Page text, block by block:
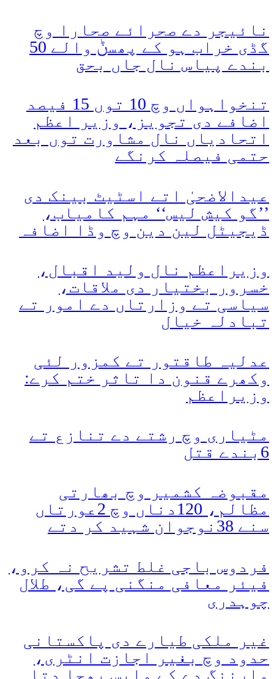
نائیجر دے صحرائے صحارا وچ
گڈی خراب ہو کے پھسݨ والے 50
بندے پیاس نال جاں بحق
تنخواہواں وچ 10 توں 15 فیصد
اضافے دی تجویز، وزیر اعظم
اتحادیاں نال مشاورت توں بعد
حتمی فیصلہ کرنگے
عیدالاضحیٰ اتے اسٹیٹ بینک دی
’’گو کیش لیس‘‘ مہم کامیاب،
ڈیجیٹل لین دین وچ وڈا اضافہ
وزیراعظم نال ولید اقبال،
خسرور بختیار دی ملاقات،
سیاسی تے وزارتاں دے امور تے
تبادلہ خیال
عدلیہ طاقتور تے کمزور لئی
وکھرے قنون دا تاثر ختم کرے:
وزیراعظم
مٹیاری وچ رشتے دے تنازع تے
6بندے قتل
مقبوضہ کشمیر وچ بھارتی
مظالم، 120دناں وچ 2عورتاں
سنے 38نوجوان شہید کر دتے
فردوس باجی غلط تشریح نہ کرو،
فیئر معافی منگنی پے گی، طلال
چوہدری
غیر ملکی طیارے دی پاکستانی
حدود وچ بغیر اجازت انٹری،
وارننگ دے کے واپس بھجا دتا